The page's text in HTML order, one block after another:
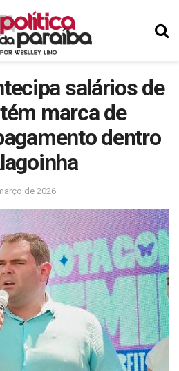
salários de
marca de
dentro
de 2026